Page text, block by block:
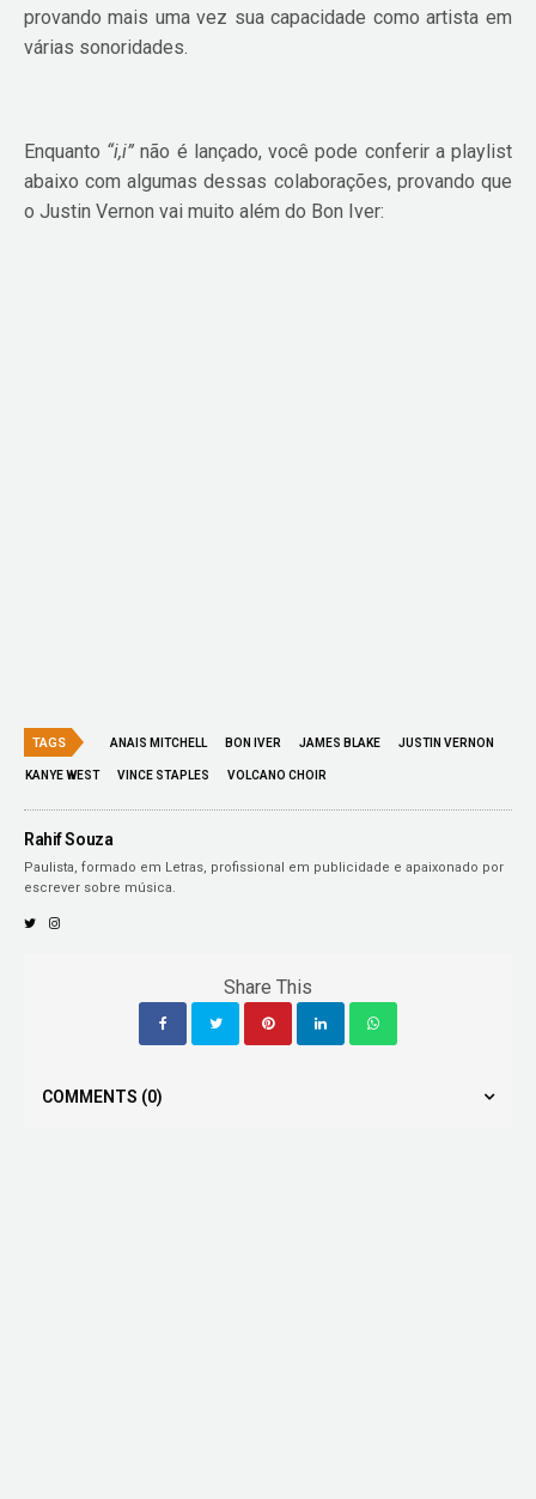
provando mais uma vez sua capacidade como artista em
várias sonoridades.
Enquanto “i,i” não é lançado, você pode conferir a playlist
abaixo com algumas dessas colaborações, provando que
o Justin Vernon vai muito além do Bon Iver:
TAGS ANAIS MITCHELL BON IVER JAMES BLAKE JUSTIN VERNON
KANYE WEST VINCE STAPLES VOLCANO CHOIR
Rahif Souza
Paulista, formado em Letras, profissional em publicidade e apaixonado por
escrever sobre música.
Share This
COMMENTS (0)